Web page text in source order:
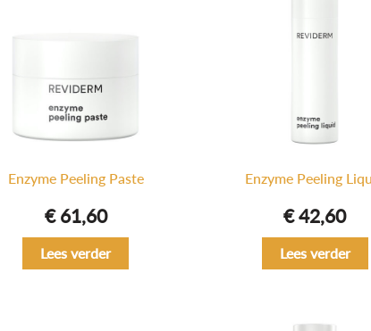
Enzyme Peeling Paste
€61,60
Lees verder
Enzyme Peeling
€42,60
Lees verder